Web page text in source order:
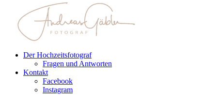
Der Hochzeitsfotograf
Fragen und Antworten
Kontakt
Facebook
Instagram